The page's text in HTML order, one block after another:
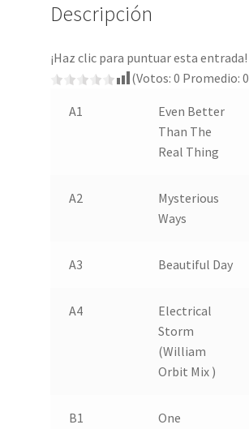
Descripción
¡Haz clic para puntuar esta entrada!
(Votos: 0 Promedio: 0
A1
Even Better
Than The
Real Thing
A2
Mysterious
Ways
A3 Beautiful Day
A4
Electrical
Storm
(William
Orbit Mix )
B1 One